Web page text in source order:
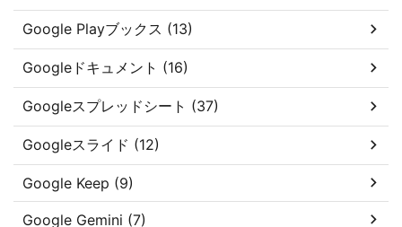
Google Playブックス (13)
Googleドキュメント (16)
Googleスプレッドシート (37)
Googleスライド (12)
Google Keep (9)
Google Gemini (7)